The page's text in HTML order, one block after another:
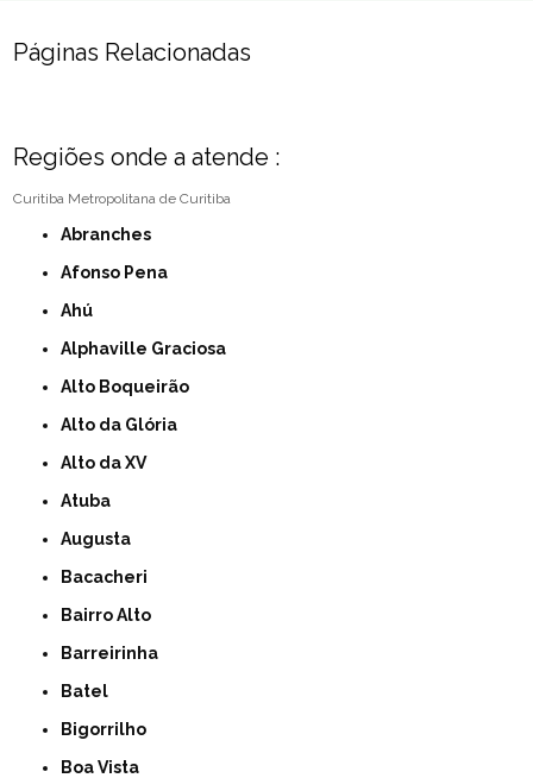
Páginas Relacionadas
Regiões onde a atende :
Curitiba Metropolitana de Curitiba
Abranches
Afonso Pena
Ahú
Alphaville Graciosa
Alto Boqueirão
Alto da Glória
Alto da XV
Atuba
Augusta
Bacacheri
Bairro Alto
Barreirinha
Batel
Bigorrilho
Boa Vista